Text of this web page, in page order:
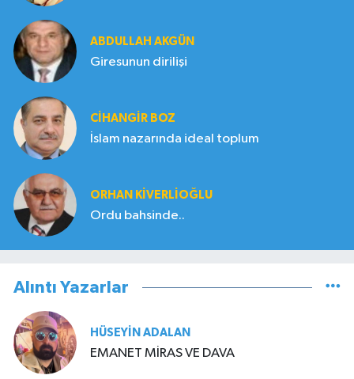
ABDULLAH AKGÜN
Giresunun dirilişi
CIHANGIR BOZ
İslam nazarında ideal toplum
ORHAN KIVERLIOĞLU
Ordu bahsinde..
Alıntı Yazarlar
HÜSEYIN ADALAN
EMANET MİRAS VE DAVA